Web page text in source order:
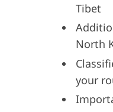
Tibet
North
your